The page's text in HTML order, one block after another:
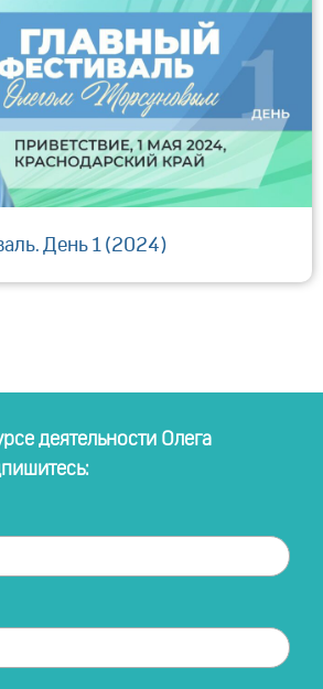
День 1 (2024)
деятельности Олега